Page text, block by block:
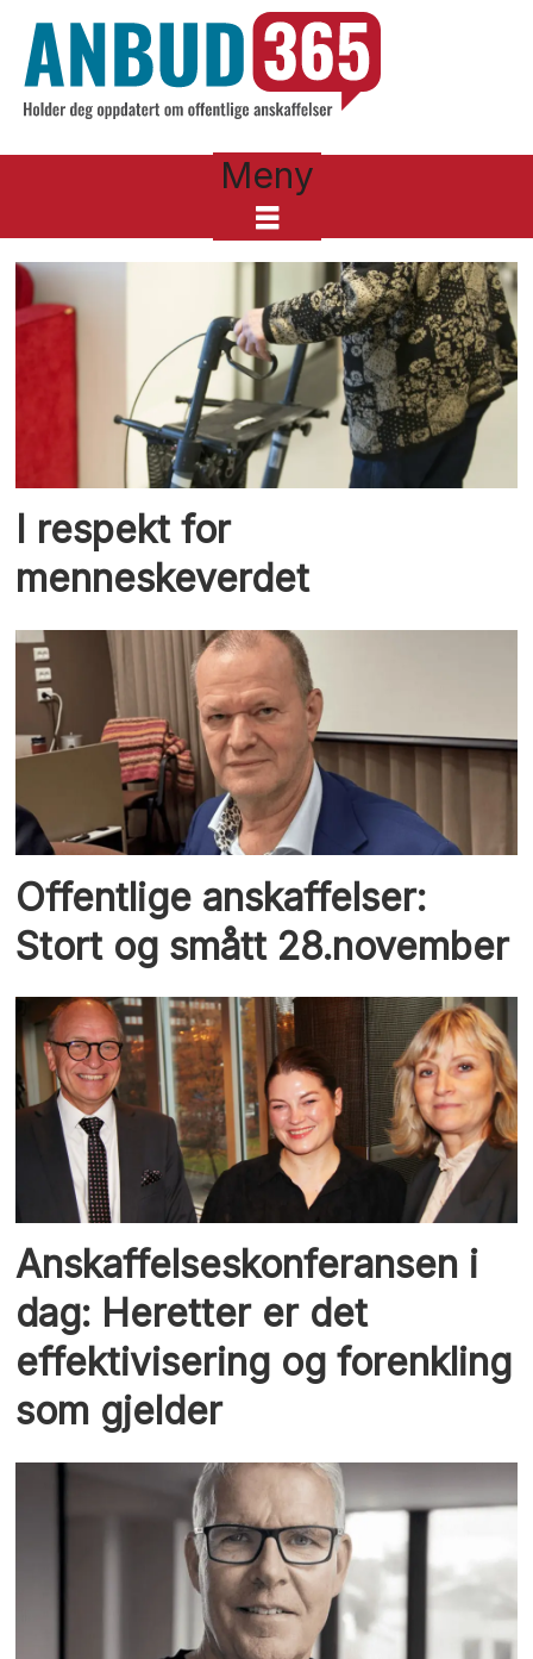
Meny
Tag:
7
I respekt for
menneskeverdet
Offentlige anskaffelser:
Stort og smått 28.november
Anskaffelseskonferansen i
dag: Heretter er det
effektivisering og forenkling
som gjelder